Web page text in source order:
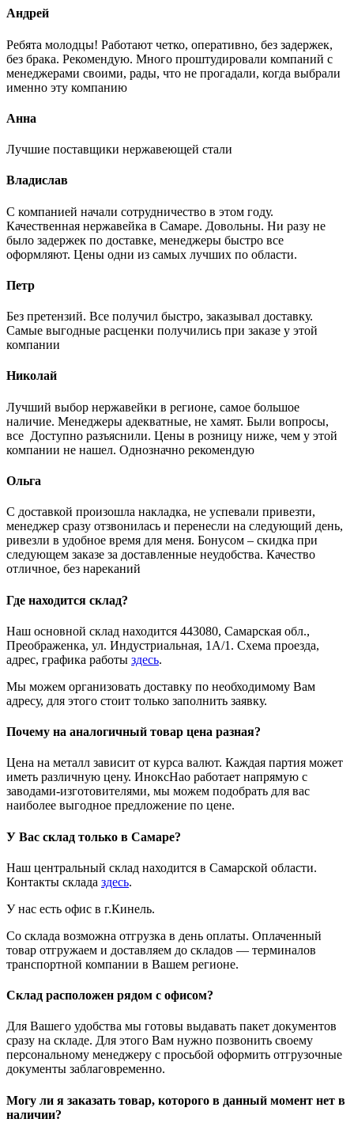
Андрей
Ребята молодцы! Работают четко, оперативно, без задержек,
без брака. Рекомендую. Много проштудировали компаний с
менеджерами своими, рады, что не прогадали, когда выбрали
именно эту компанию
Анна
Лучшие поставщики нержавеющей стали
Владислав
С компанией начали сотрудничество в этом году.
Качественная нержавейка в Самаре. Довольны. Ни разу не
было задержек по доставке, менеджеры быстро все
оформляют. Цены одни из самых лучших по области.
Петр
Без претензий. Все получил быстро, заказывал доставку.
Самые выгодные расценки получились при заказе у этой
компании
Николай
Лучший выбор нержавейки в регионе, самое большое
наличие. Менеджеры адекватные, не хамят. Были вопросы,
все Доступно разъяснили. Цены в розницу ниже, чем у этой
компании не нашел. Однозначно рекомендую
Ольга
С доставкой произошла накладка, не успевали привезти,
менеджер сразу отзвонилась и перенесли на следующий день,
ривезли в удобное время для меня. Бонусом – скидка при
следующем заказе за доставленные неудобства. Качество
отличное, без нареканий
Где находится склад?
Наш основной склад находится 443080, Самарская обл.,
Преображенка, ул. Индустриальная, 1А/1. Схема проезда,
адрес, графика работы здесь.
Мы можем организовать доставку по необходимому Вам
адресу, для этого стоит только заполнить заявку.
Почему на аналогичный товар цена разная?
Цена на металл зависит от курса валют. Каждая партия может
иметь различную цену. ИноксНао работает напрямую с
заводами-изготовителями, мы можем подобрать для вас
наиболее выгодное предложение по цене.
У Вас склад только в Самаре?
Наш центральный склад находится в Самарской области.
Контакты склада здесь.
У нас есть офис в г.Кинель.
Со склада возможна отгрузка в день оплаты. Оплаченный
товар отгружаем и доставляем до складов — терминалов
транспортной компании в Вашем регионе.
Склад расположен рядом с офисом?
Для Вашего удобства мы готовы выдавать пакет документов
сразу на складе. Для этого Вам нужно позвонить своему
персональному менеджеру с просьбой оформить отгрузочные
документы заблаговременно.
Могу ли я заказать товар, которого в данный момент нет в
наличии?